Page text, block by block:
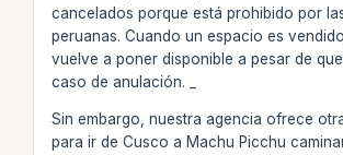
cancelados porque está prohibido por
peruanas. Cuando un espacio es
vuelve a poner disponible a pesar de
caso de anulación. _
Sin embargo, nuestra agencia ofrece
para ir de Cusco a Machu Picchu